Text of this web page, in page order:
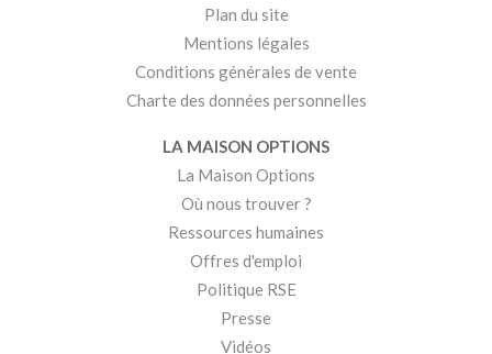
Plan du site
Mentions légales
Conditions générales de vente
Charte des données personnelles
LA MAISON OPTIONS
La Maison Options
Où nous trouver ?
Ressources humaines
Offres d'emploi
Politique RSE
Presse
Vidéos